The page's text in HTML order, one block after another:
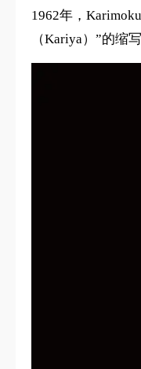
1962年，
（Kariya）”的缩